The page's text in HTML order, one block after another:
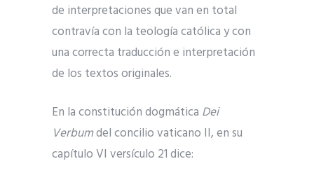
de interpretaciones que van en total
contravía con la teología católica y con
una correcta traducción e interpretación
de los textos originales.
En la constitución dogmática Dei
Verbumdel concilio vaticano II, en su
capítulo VI versículo 21 dice: